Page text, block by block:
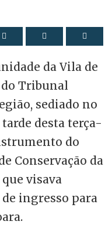
da Vila de
do Tribunal
sediado no
desta terça-
do
Conservação da
visava
ingresso para